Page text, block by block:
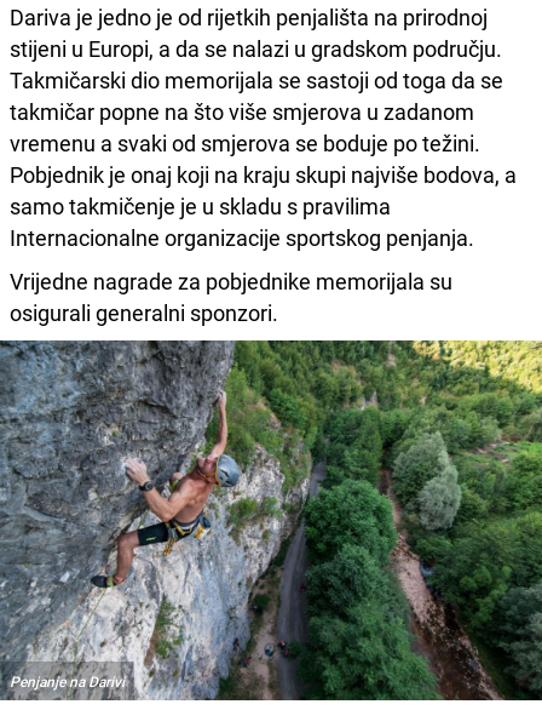
Dariva je jedno je od rijetkih penjališta na prirodnoj
stijeni u Europi, a da se nalazi u gradskom području.
Takmičarski dio memorijala se sastoji od toga da se
takmičar popne na što više smjerova u zadanom
vremenu a svaki od smjerova se boduje po težini.
Pobjednik je onaj koji na kraju skupi najviše bodova, a
samo takmičenje je u skladu s pravilima
Internacionalne organizacije sportskog penjanja.
Vrijedne nagrade za pobjednike memorijala su
osigurali generalni sponzori.
Penjanje na Darivi